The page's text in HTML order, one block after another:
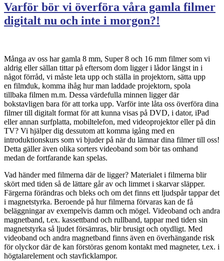
Varför bör vi överföra våra gamla filmer
digitalt nu och inte i morgon?!
Många av oss har gamla 8 mm, Super 8 och 16 mm filmer som vi
aldrig eller sällan tittar på eftersom dom ligger i lådor längst in i
något förråd, vi måste leta upp och ställa in projektorn, sätta upp
en filmduk, komma ihåg hur man laddade projektorn, spola
tillbaka filmen m.m. Dessa värdefulla minnen ligger där
bokstavligen bara för att torka upp. Varför inte låta oss överföra dina
filmer till digitalt format för att kunna visas på DVD, i dator, iPad
eller annan surfplatta, mobiltelefon, med videoprojektor eller på din
TV? Vi hjälper dig dessutom att komma igång med en
introduktionskurs som vi bjuder på när du lämnar dina filmer till oss!
Detta gäller även olika sorters videoband som bör tas omhand
medan de fortfarande kan spelas.
Vad händer med filmerna där de ligger? Materialet i filmerna blir
skört med tiden så de lättare går av och limmet i skarvar släpper.
Färgerna förändras och bleks och om det finns ett ljudspår tappar det
i magnetstyrka. Beroende på hur filmerna förvaras kan de få
beläggningar av exempelvis damm och mögel. Videoband och andra
magnetband, t.ex. kassettband och rullband, tappar med tiden sin
magnetstyrka så ljudet försämras, blir brusigt och otydligt. Med
videoband och andra magnetband finns även en överhängande risk
för olyckor där de kan förstöras genom kontakt med magneter, t.ex. i
högtalarelement och stavficklampor.